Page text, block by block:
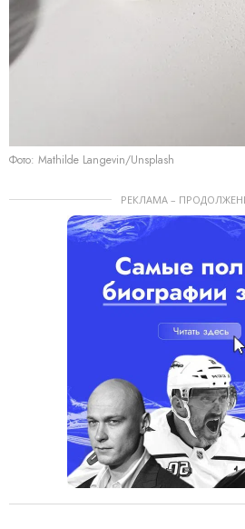
Фото: Mathilde Langevin/Unsplash
РЕКЛАМА –